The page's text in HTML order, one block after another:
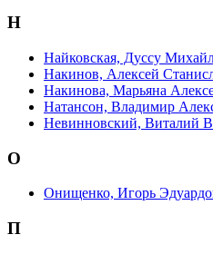
Н
Найковская, Дуссу
Накинов, Алексей
Накинова, Марьяна
Натансон, Владимир
Невинновский, Виталий
О
Онищенко, Игорь
П